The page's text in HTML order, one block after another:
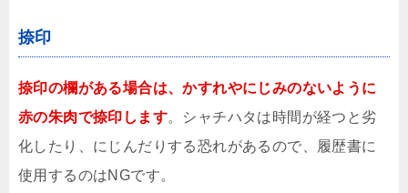
捺印
捺印の欄がある場合は、かすれやにじみのないように
赤の朱肉で捺印します。シャチハタは時間が経つと劣
化したり、にじんだりする恐れがあるので、履歴書に
使用するのはNGです。